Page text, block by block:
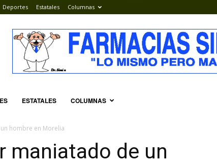
Deportes Estatales Columnas
ESTATALES COLUMNAS
hombre en Morelia
maniatado de un